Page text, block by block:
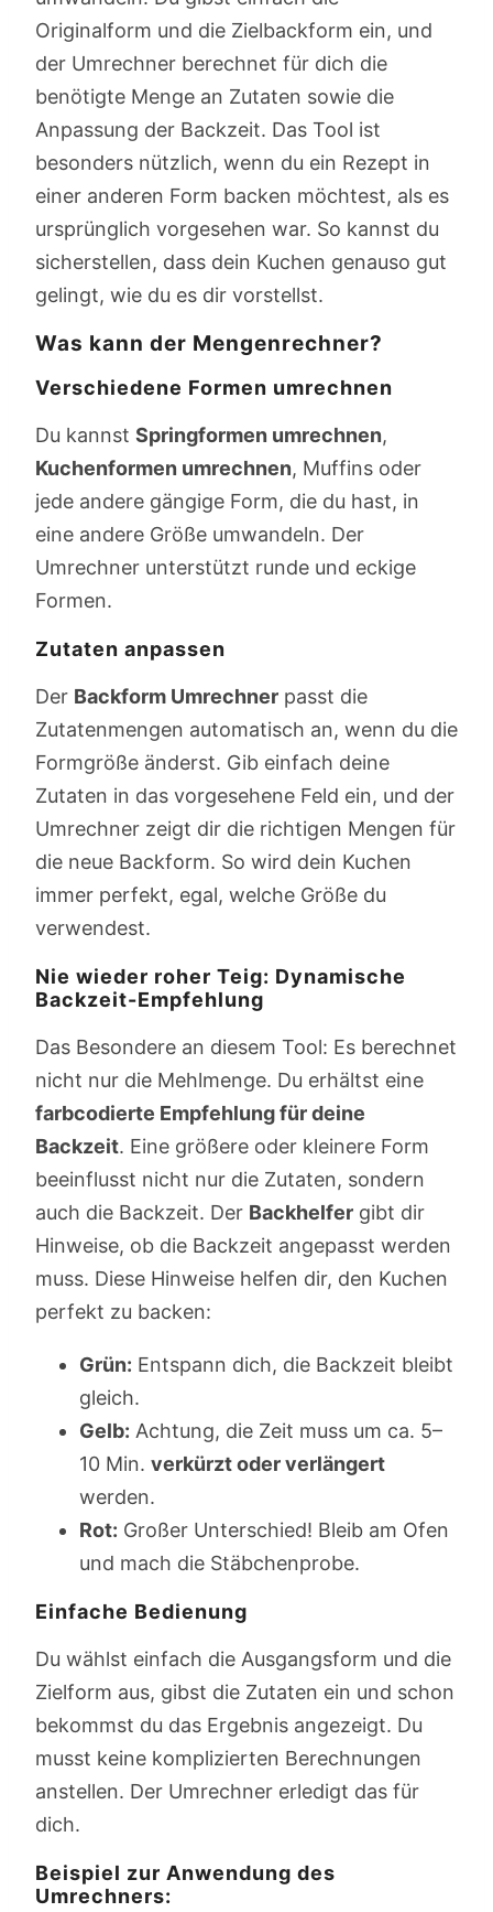
Originalform und die Zielbackform ein, und
der Umrechner berechnet für dich die
benötigte Menge an Zutaten sowie die
Anpassung der Backzeit. Das Tool ist
besonders nützlich, wenn du ein Rezept in
einer anderen Form backen möchtest, als es
ursprünglich vorgesehen war. So kannst du
sicherstellen, dass dein Kuchen genauso gut
gelingt, wie du es dir vorstellst.
Was kann der Mengenrechner?
Verschiedene Formen umrechnen
Du kannst Springformen umrechnen,
Kuchenformen umrechnen, Muffins oder
jede andere gängige Form, die du hast, in
eine andere Größe umwandeln. Der
Umrechner unterstützt runde und eckige
Formen.
Zutaten anpassen
Der Backform Umrechner passt die
Zutatenmengen automatisch an, wenn du die
Formgröße änderst. Gib einfach deine
Zutaten in das vorgesehene Feld ein, und der
Umrechner zeigt dir die richtigen Mengen für
die neue Backform. So wird dein Kuchen
immer perfekt, egal, welche Größe du
verwendest.
Nie wieder roher Teig: Dynamische
Backzeit-Empfehlung
Das Besondere an diesem Tool: Es berechnet
nicht nur die Mehlmenge. Du erhältst eine
farbcodierte Empfehlung für deine
Backzeit. Eine größere oder kleinere Form
beeinflusst nicht nur die Zutaten, sondern
auch die Backzeit. Der Backhelfer gibt dir
Hinweise, ob die Backzeit angepasst werden
muss. Diese Hinweise helfen dir, den Kuchen
perfekt zu backen:
Grün: Entspann dich, die Backzeit bleibt
gleich.
Gelb: Achtung, die Zeit muss um ca. 5–
10 Min. verkürzt oder verlängert
werden.
Rot: Großer Unterschied! Bleib am Ofen
und mach die Stäbchenprobe.
Einfache Bedienung
Du wählst einfach die Ausgangsform und die
Zielform aus, gibst die Zutaten ein und schon
bekommst du das Ergebnis angezeigt. Du
musst keine komplizierten Berechnungen
anstellen. Der Umrechner erledigt das für
dich.
Beispiel zur Anwendung des
Umrechners: